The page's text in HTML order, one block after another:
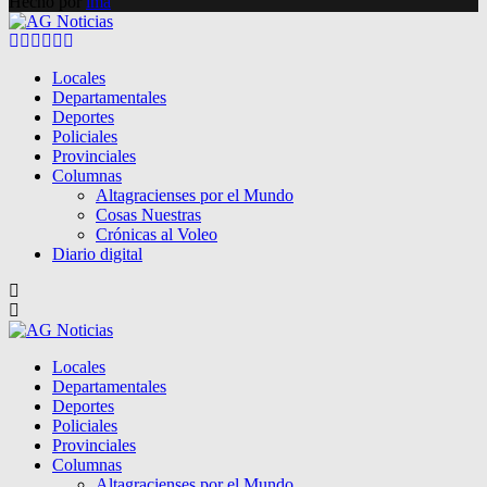
Facebook
Twitter
Instagram
Pinterest
Google
Locales
Departamentales
Deportes
Policiales
Provinciales
Columnas
Altagracienses por el Mundo
Cosas Nuestras
Crónicas al Voleo
Diario digital
Locales
Departamentales
Deportes
Policiales
Provinciales
Columnas